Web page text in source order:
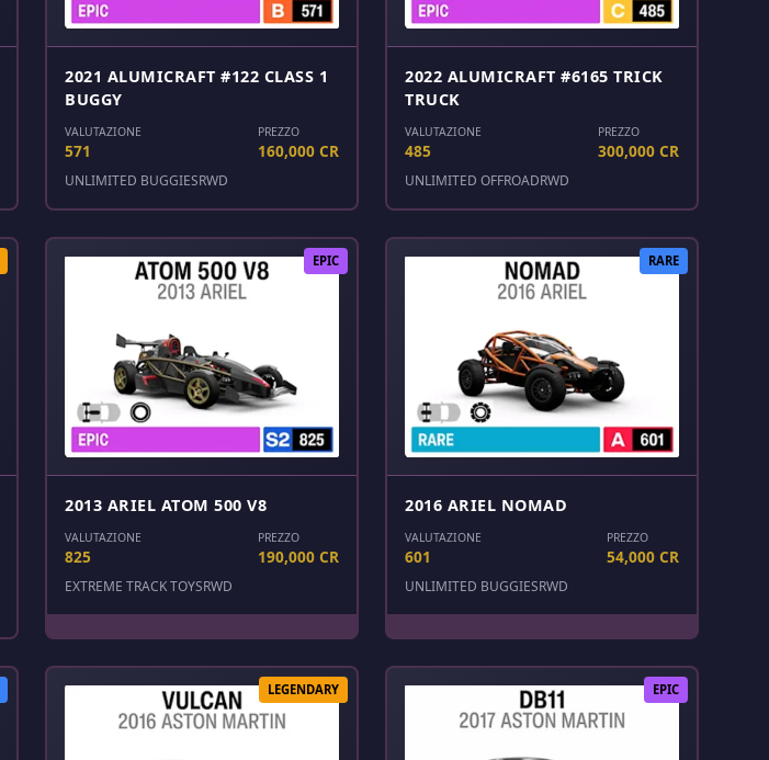
2021 ALUMICRAFT #122 CLASS 1
BUGGY
VALUTAZIONE
571
PREZZO
160,000 CR
UNLIMITED BUGGIESRWD
2022 ALUMICRAFT #6165 TRICK
TRUCK
VALUTAZIONE
485
PREZZO
300,000 CR
UNLIMITED OFFROADRWD
EPIC
2013 ARIEL ATOM 500 V8
VALUTAZIONE
825
PREZZO
190,000 CR
EXTREME TRACK TOYSRWD
RARE
2016 ARIEL NOMAD
VALUTAZIONE
601
PREZZO
54,000 CR
UNLIMITED BUGGIESRWD
LEGENDARY EPIC